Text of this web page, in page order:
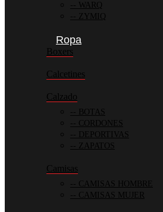
WARQ
ZYMIQ
Ropa
Boxers
Calcetines
Calzado
BOTAS
CORDONES
DEPORTIVAS
ZAPATOS
Camisas
CAMISAS HOMBRE
CAMISAS MUJER